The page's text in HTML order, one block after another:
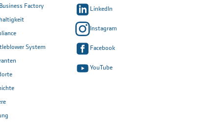
Factory
System
LinkedIn
Instagram
Facebook
YouTube